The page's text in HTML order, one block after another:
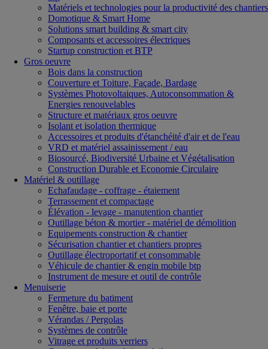
Matériels et technologies pour la productivité des chantiers
Domotique & Smart Home
Solutions smart building & smart city
Composants et accessoires électriques
Startup construction et BTP
Gros oeuvre
Bois dans la construction
Couverture et Toiture, Façade, Bardage
Systèmes Photovoltaiques, Autoconsommation &
Energies renouvelables
Structure et matériaux gros oeuvre
Isolant et isolation thermique
Accessoires et produits d'étanchéité d'air et de l'eau
VRD et matériel assainissement / eau
Biosourcé, Biodiversité Urbaine et Végétalisation
Construction Durable et Economie Circulaire
Matériel & outillage
Echafaudage - coffrage - étaiement
Terrassement et compactage
Élévation - levage - manutention chantier
Outillage béton & mortier - matériel de démolition
Equipements construction & chantier
Sécurisation chantier et chantiers propres
Outillage électroportatif et consommable
Véhicule de chantier & engin mobile btp
Instrument de mesure et outil de contrôle
Menuiserie
Fermeture du batiment
Fenêtre, baie et porte
Vérandas / Pergolas
Systèmes de contrôle
Vitrage et produits verriers